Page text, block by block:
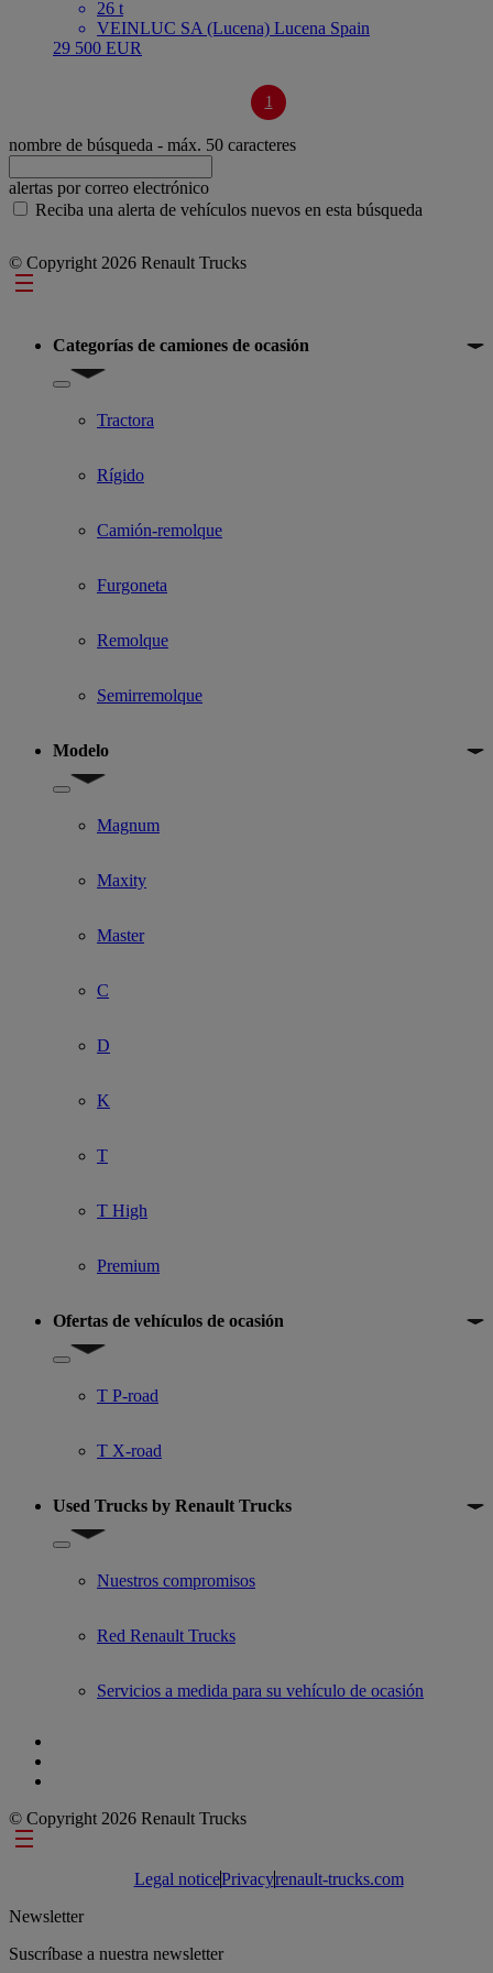
26 t
VEINLUC SA (Lucena) Lucena Spain
29 500 EUR
1
nombre de búsqueda - máx. 50 caracteres
alertas por correo electrónico
Reciba una alerta de vehículos nuevos en esta búsqueda
© Copyright 2026 Renault Trucks
Footer
Categorías de camiones de ocasión
Show submenu for Categorías de camiones de ocasión
Tractora
Rígido
Camión-remolque
Furgoneta
Remolque
Semirremolque
Modelo
Show submenu for Modelo
Magnum
Maxity
Master
C
D
K
T
T High
Premium
Ofertas de vehículos de ocasión
Show submenu for Ofertas de vehículos de ocasión
T P-road
T X-road
Used Trucks by Renault Trucks
Show submenu for Used Trucks by Renault Trucks
Nuestros compromisos
Red Renault Trucks
Servicios a medida para su vehículo de ocasión
© Copyright 2026 Renault Trucks
Footer links
Legal noticePrivacyrenault-trucks.com
Newsletter
Suscríbase a nuestra newsletter